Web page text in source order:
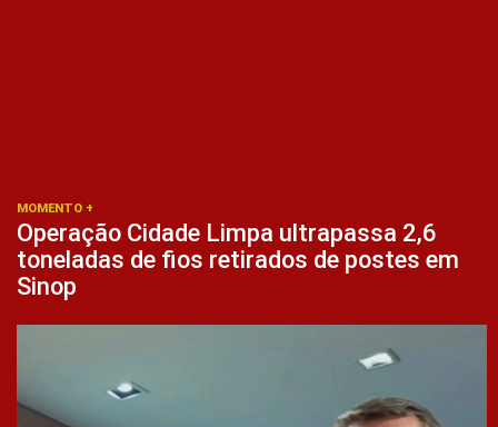
MOMENTO +
Operação Cidade Limpa ultrapassa 2,6
toneladas de fios retirados de postes em
Sinop